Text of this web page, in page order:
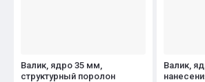
Валик, ядро 35 мм,
структурный поролон
Валик,